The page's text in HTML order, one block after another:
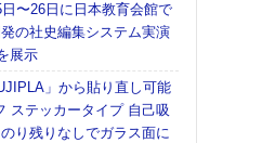
〜26日に日本教育会館で
の社史編集システム実演
展示
」から貼り直し可能
ステッカータイプ 自己吸
り残りなしでガラス面に